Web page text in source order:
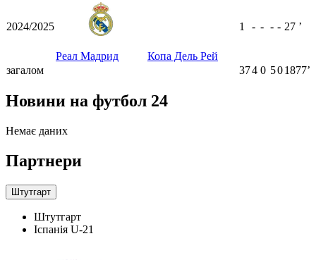
2024/2025
Реал Мадрид Копа Дель Рей
1 - - - - 27 ʼ
загалом 374 0 501877ʼ
Новини на футбол 24
Немає даних
Партнери
Штутгарт
Штутгарт
Іспанія U-21